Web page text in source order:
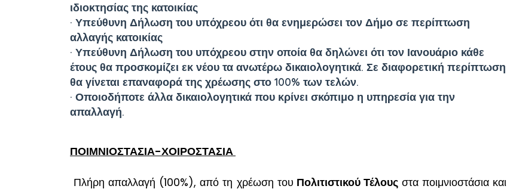
ιδιοκτησίας της κατοικίας
· Υπεύθυνη Δήλωση του υπόχρεου ότι θα ενημερώσει τον Δήμο σε περίπτωση
αλλαγής κατοικίας
· Υπεύθυνη Δήλωση του υπόχρεου στην οποία θα δηλώνει ότι τον Ιανουάριο κάθε
έτους θα προσκομίζει εκ νέου τα ανωτέρω δικαιολογητικά. Σε διαφορετική περίπτωση
θα γίνεται επαναφορά της χρέωσης στο 100% των τελών.
· Οποιοδήποτε άλλα δικαιολογητικά που κρίνει σκόπιμο η υπηρεσία για την
απαλλαγή.
ΠΟΙΜΝΙΟΣΤΑΣΙΑ-ΧΟΙΡΟΣΤΑΣΙΑ
Πλήρη απαλλαγή (100%), από τη χρέωση του Πολιτιστικού Τέλουςστα ποιμνιοστάσια και